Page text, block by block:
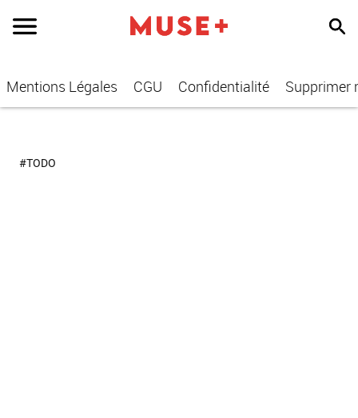
Mentions Légales CGU Confidentialité Supprimer
#TODO